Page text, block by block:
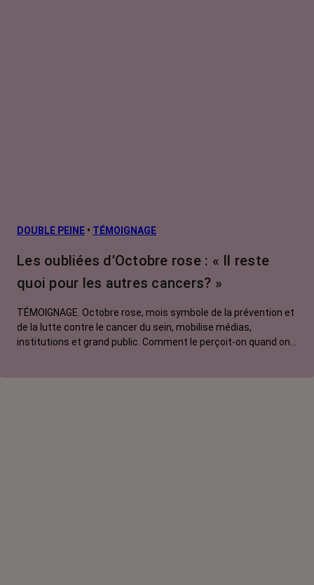
DOUBLE PEINE • TÉMOIGNAGE
Les oubliées d’Octobre rose : « Il reste
quoi pour les autres cancers? »
TÉMOIGNAGE. Octobre rose, mois symbole de la prévention et
de la lutte contre le cancer du sein, mobilise médias,
institutions et grand public. Comment le perçoit-on quand on